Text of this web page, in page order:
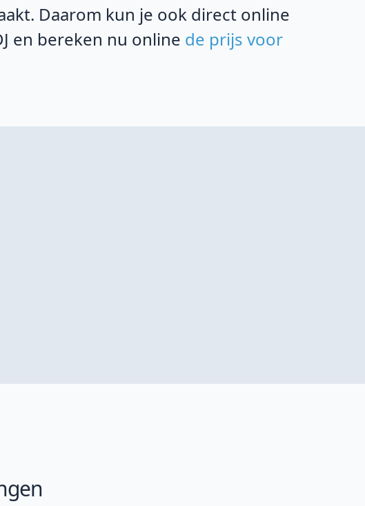
Daarom kun je ook direct online
en bereken nu online de prijs voor